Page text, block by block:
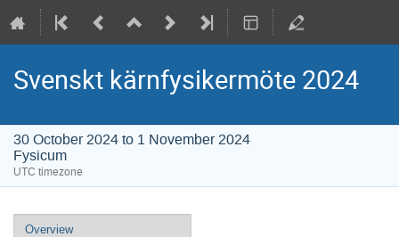
Svenskt kärnfysikermöte 2024
30 October 2024 to 1 November 2024
Fysicum
UTC timezone
Event
Overview